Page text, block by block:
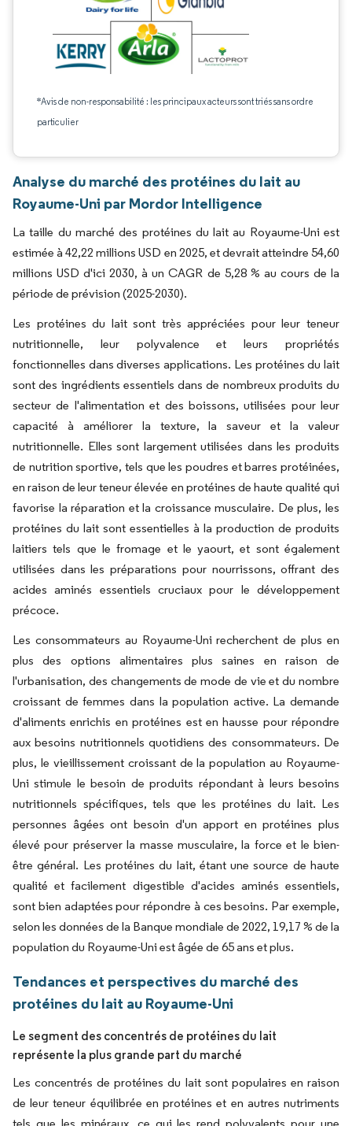
*Avis de non-responsabilité : les principaux acteurs sont triés sans ordre
particulier
Analyse du marché des protéines du lait au
Royaume-Uni par Mordor Intelligence
La taille du marché des protéines du lait au Royaume-Uni est
estimée à 42,22 millions USD en 2025, et devrait atteindre 54,60
millions USD d'ici 2030, à un CAGR de 5,28 % au cours de la
période de prévision (2025-2030).
Les protéines du lait sont très appréciées pour leur teneur
nutritionnelle, leur polyvalence et leurs propriétés
fonctionnelles dans diverses applications. Les protéines du lait
sont des ingrédients essentiels dans de nombreux produits du
secteur de l'alimentation et des boissons, utilisées pour leur
capacité à améliorer la texture, la saveur et la valeur
nutritionnelle. Elles sont largement utilisées dans les produits
de nutrition sportive, tels que les poudres et barres protéinées,
en raison de leur teneur élevée en protéines de haute qualité qui
favorise la réparation et la croissance musculaire. De plus, les
protéines du lait sont essentielles à la production de produits
laitiers tels que le fromage et le yaourt, et sont également
utilisées dans les préparations pour nourrissons, offrant des
acides aminés essentiels cruciaux pour le développement
précoce.
Les consommateurs au Royaume-Uni recherchent de plus en
plus des options alimentaires plus saines en raison de
l'urbanisation, des changements de mode de vie et du nombre
croissant de femmes dans la population active. La demande
d'aliments enrichis en protéines est en hausse pour répondre
aux besoins nutritionnels quotidiens des consommateurs. De
plus, le vieillissement croissant de la population au Royaume-
Uni stimule le besoin de produits répondant à leurs besoins
nutritionnels spécifiques, tels que les protéines du lait. Les
personnes âgées ont besoin d'un apport en protéines plus
élevé pour préserver la masse musculaire, la force et le bien-
être général. Les protéines du lait, étant une source de haute
qualité et facilement digestible d'acides aminés essentiels,
sont bien adaptées pour répondre à ces besoins. Par exemple,
selon les données de la Banque mondiale de 2022, 19,17 % de la
population du Royaume-Uni est âgée de 65 ans et plus.
Tendances et perspectives du marché des
protéines du lait au Royaume-Uni
Le segment des concentrés de protéines du lait
représente la plus grande part du marché
Les concentrés de protéines du lait sont populaires en raison
de leur teneur équilibrée en protéines et en autres nutriments